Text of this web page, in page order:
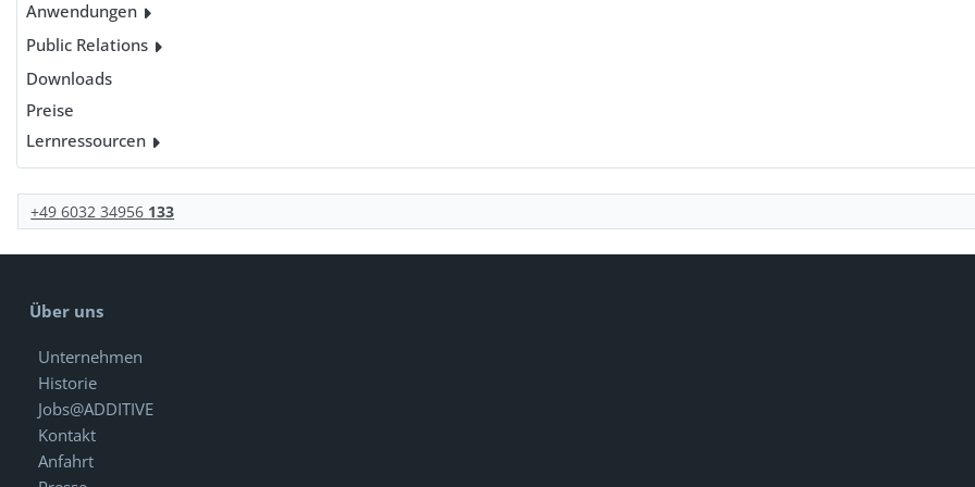
Anwendungen
Public Relations
Downloads
Preise
Lernressourcen
+49 6032 34956 133
Über uns
Unternehmen
Historie
Jobs@ADDITIVE
Kontakt
Anfahrt